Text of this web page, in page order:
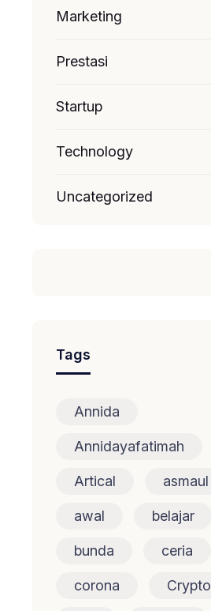
Marketing
Prestasi
Startup
Technology
Uncategorized
Tags
Annida
Annidayafatimah
Artical asmaul
awal belajar
bunda ceria
corona Crypto